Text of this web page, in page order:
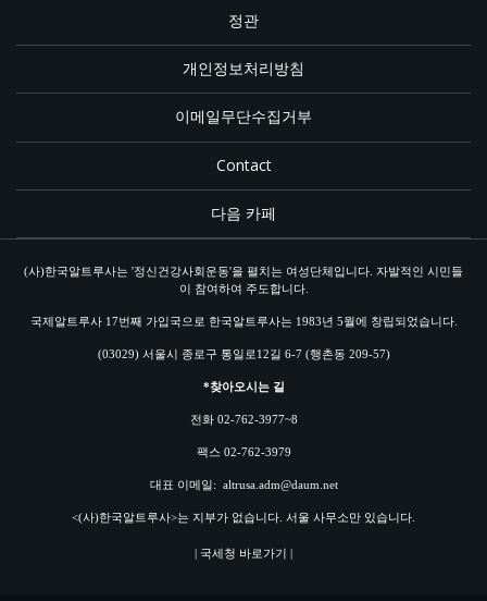
정관
개인정보처리방침
이메일무단수집거부
Contact
다음 카페
(사)한국알트루사는 '정신건강사회운동'을 펼치는 여성단체입니다. 자발적인 시민들
이 참여하여 주도합니다.
국제알트루사 17번째 가입국으로 한국알트루사는 1983년 5월에 창립되었습니다.
(03029) 서울시 종로구 통일로12길 6-7 (행촌동 209-57)
*찾아오시는 길
전화 02-762-3977~8
팩스 02-762-3979
대표 이메일: altrusa.adm@daum.net
<(사)한국알트루사>는 지부가 없습니다. 서울 사무소만 있습니다.
| 국세청 바로가기 |